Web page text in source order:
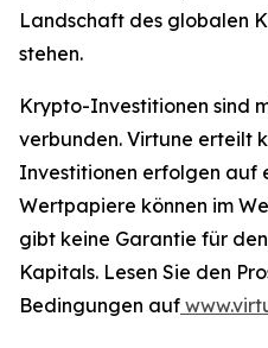
Landschaft des globalen
stehen.
Krypto-Investitionen sind
verbunden. Virtune erteilt
Investitionen erfolgen auf
Wertpapiere können im
gibt keine Garantie für
Kapitals. Lesen Sie den
Bedingungen auf